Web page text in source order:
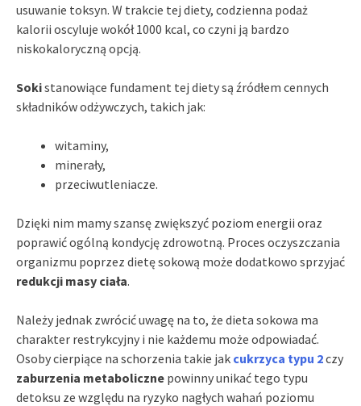
usuwanie toksyn. W trakcie tej diety, codzienna podaż
kalorii oscyluje wokół 1000 kcal, co czyni ją bardzo
niskokaloryczną opcją.
Sokistanowiące fundament tej diety są źródłem cennych
składników odżywczych, takich jak:
witaminy,
minerały,
przeciwutleniacze.
Dzięki nim mamy szansę zwiększyć poziom energii oraz
poprawić ogólną kondycję zdrowotną. Proces oczyszczania
organizmu poprzez dietę sokową może dodatkowo sprzyjać
redukcji masy ciała.
Należy jednak zwrócić uwagę na to, że dieta sokowa ma
charakter restrykcyjny i nie każdemu może odpowiadać.
Osoby cierpiące na schorzenia takie jak cukrzyca typu 2czy
zaburzenia metaboliczne powinny unikać tego typu
detoksu ze względu na ryzyko nagłych wahań poziomu